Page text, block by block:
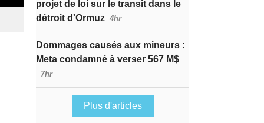
projet de loi sur le transit dans le
détroit d'Ormuz 4hr
Dommages causés aux mineurs :
Meta condamné à verser 567 M$
7hr
Plus d'articles